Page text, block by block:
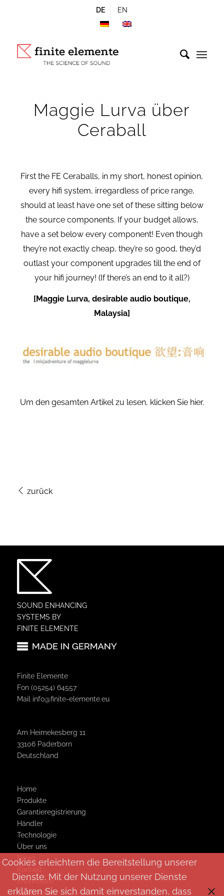
DE EN
Maggie Lurva über
Ceraball
First the FE Ceraballs, in my short, honest opinion,
every hifi system, irregardless of price range,
should at least have one set of these sitting below
the source components. If your budget allows,
have a set below every component! Even though
they’re not exactly cheap, they’re so good, they’d
outlast your component upgrades till the end of
your hifi journey! (If there’s an end to it all?)
[Maggie Lurva, desirable audio boutique,
Malaysia]
Um den gesamten Artikel zu lesen, klicken Sie hier.
zurück
SOUND ENHANCING
SYSTEMS BY
FINITE ELEMENTE
Finite Elemente
Fon (05254) 64557
Mail info@finite-elemente.eu
Am Heimekesberg 11
33106 Paderborn
Deutschland
Home
Produkte
Garantie­registrierung
Händler
Technologie
Über uns
News
Impressum
Datenschutz
Cookies erleichtern die Bereitstellung unserer
Dienste. Mit der Nutzung unserer Dienste
erklären Sie sich damit einverstanden, dass